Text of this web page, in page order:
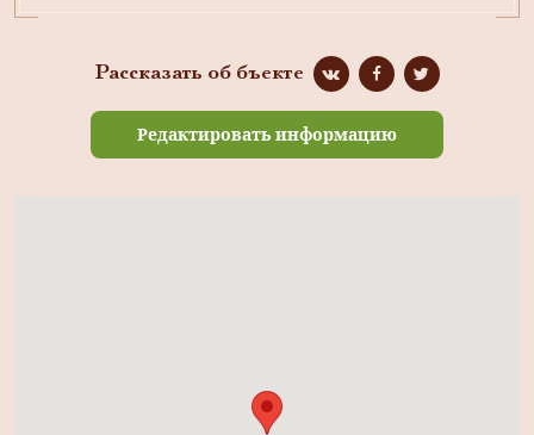
Рассказать об бъекте
Редактировать информацию